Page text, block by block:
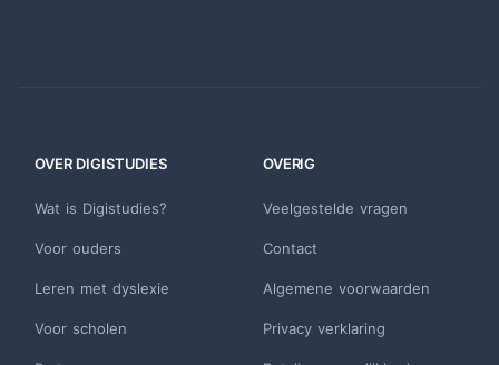
OVER DIGISTUDIES
Wat is Digistudies?
Voor ouders
Leren met dyslexie
Voor scholen
OVERIG
Veelgestelde vragen
Contact
Algemene voorwaarden
Privacy verklaring